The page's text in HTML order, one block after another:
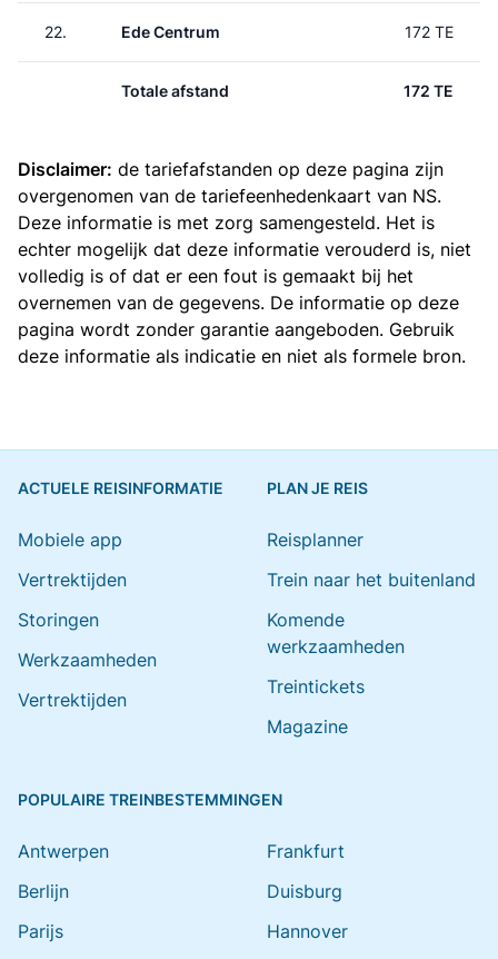
22. Ede Centrum 172 TE
Totale afstand 172 TE
Disclaimer: de tariefafstanden op deze pagina zijn
overgenomen van de tariefeenhedenkaart van NS.
Deze informatie is met zorg samengesteld. Het is
echter mogelijk dat deze informatie verouderd is, niet
volledig is of dat er een fout is gemaakt bij het
overnemen van de gegevens. De informatie op deze
pagina wordt zonder garantie aangeboden. Gebruik
deze informatie als indicatie en niet als formele bron.
ACTUELE REISINFORMATIE
Mobiele app
Vertrektijden
Storingen
Werkzaamheden
Vertrektijden
PLAN JE REIS
Reisplanner
Trein naar het buitenland
Komende
werkzaamheden
Treintickets
Magazine
POPULAIRE TREINBESTEMMINGEN
Antwerpen
Berlijn
Parijs
Frankfurt
Duisburg
Hannover